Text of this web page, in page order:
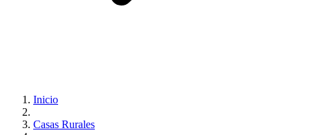
Inicio
Casas Rurales